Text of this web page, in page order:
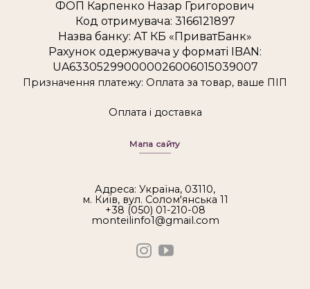
ФОП Карпенко Назар Григорович
Код отримувача: 3166121897
Назва банку: АТ КБ «ПриватБанк»
Рахунок одержувача у форматі IBAN:
UA633052990000026006015039007
Призначення платежу: Оплата за товар, ваше ПІП
Оплата і доставка
Мапа сайту
Адреса: Україна, 03110,
м. Київ, вул. Солом'янська 11
+38 (050) 01-210-08
monteilinfo1@gmail.com